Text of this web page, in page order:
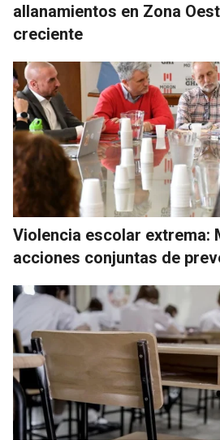
allanamientos en Zona
creciente
Violencia escolar extrema:
acciones conjuntas de